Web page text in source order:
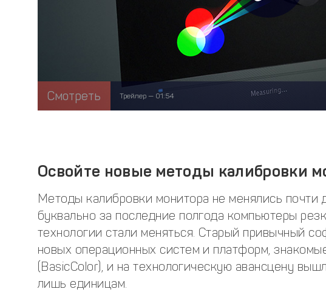
Смотреть Трейлер — 01:54
Освойте новые методы калибровки
Методы калибровки монитора не менялись почти
буквально за последние полгода компьютеры
технологии стали меняться. Старый привычный
новых операционных систем и платформ,
(BasicColor), и на технологическую авансцену
лишь единицам.